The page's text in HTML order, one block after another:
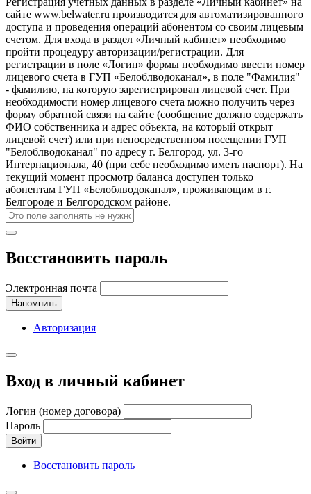
сайте www.belwater.ru производится для автоматизированного
доступа и проведения операций абонентом со своим лицевым
счетом. Для входа в раздел «Личный кабинет» необходимо
пройти процедуру авторизации/регистрации. Для
регистрации в поле «Логин» формы необходимо ввести номер
лицевого счета в ГУП «Белоблводоканал», в поле "Фамилия"
- фамилию, на которую зарегистрирован лицевой счет. При
необходимости номер лицевого счета можно получить через
форму обратной связи на сайте (сообщение должно содержать
ФИО собственника и адрес объекта, на который открыт
лицевой счет) или при непосредственном посещении ГУП
"Белоблводоканал" по адресу г. Белгород, ул. 3-го
Интернационала, 40 (при себе необходимо иметь паспорт). На
текущий момент просмотр баланса доступен только
абонентам ГУП «Белоблводоканал», проживающим в г.
Белгороде и Белгородском районе.
Восстановить пароль
Электронная почта
Напомнить
Авторизация
Вход в личный кабинет
Логин (номер договора)
Пароль
Войти
Восстановить пароль